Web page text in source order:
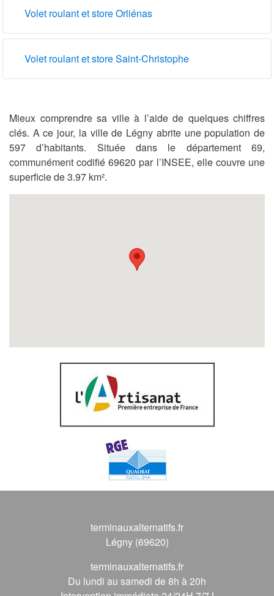
Volet roulant et store Orliénas
Volet roulant et store Saint-Christophe
Mieux comprendre sa ville à l’aide de quelques chiffres
clés. A ce jour, la ville de Légny abrite une population de
597 d’habitants. Située dans le département 69,
communément codifié 69620 par l’INSEE, elle couvre une
superficie de 3.97 km².
terminauxalternatifs.fr
Légny (69620)
terminauxalternatifs.fr
Du lundi au samedi de 8h à 20h